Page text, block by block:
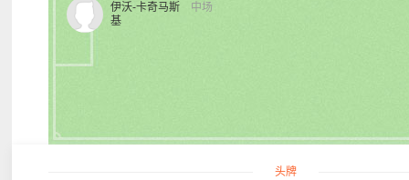
中场
伊沃-卡奇马斯
基
头牌